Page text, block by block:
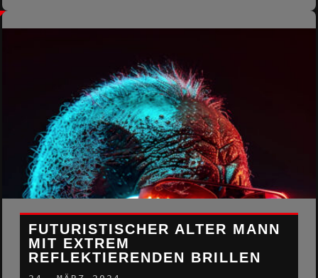
FUTURISTISCHER ALTER MANN
MIT EXTREM
REFLEKTIERENDEN BRILLEN